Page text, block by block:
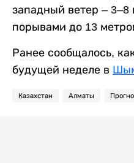
западный ветер – 3–8
порывами до 13
Ранее сообщалось,
будущей неделе в
Казахстан Алматы